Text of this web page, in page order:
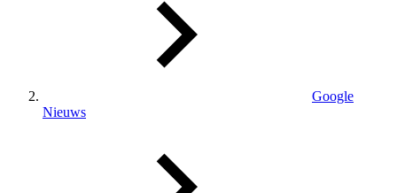
Google
Nieuws